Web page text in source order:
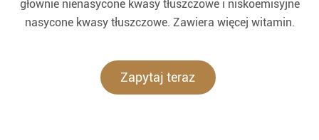
głównie nienasycone kwasy tłuszczowe i niskoemisyjne
nasycone kwasy tłuszczowe. Zawiera więcej witamin.
Zapytaj teraz